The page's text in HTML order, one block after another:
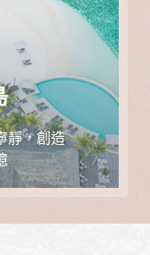
靜，創造